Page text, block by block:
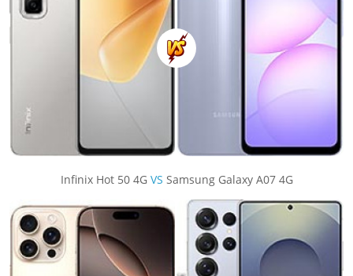
Infinix Hot 50 4G VS Samsung Galaxy A07 4G